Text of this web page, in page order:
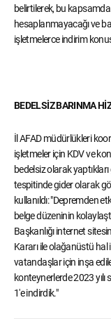
belirtilerek, bu
hesaplanmayacağı ve
işletmelerce indirim
BEDELSİZ BARINMA
İl AFAD müdürlükleri
işletmeler için KDV ve
bedelsiz olarak
tespitinde gider olarak
kullanıldı: "Depremden
belge düzeninin
Başkanlığı internet
Kararı ile olağanüstü hal
vatandaşlar için inşa
konteynerlerde 2023
1'e indirdik."